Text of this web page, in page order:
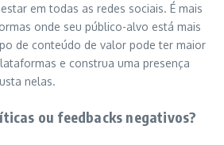
em todas as redes sociais. É mais
onde seu público-alvo está mais
de conteúdo de valor pode ter maior
e construa uma presença
nelas.
ou feedbacks negativos?